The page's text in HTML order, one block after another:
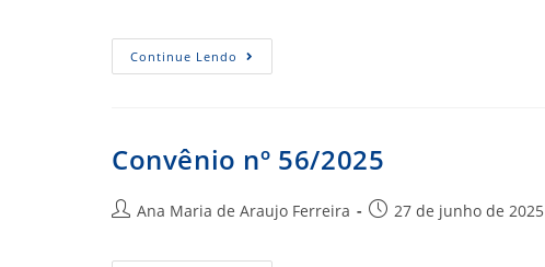
post:
Continue Lendo Convênio
Nº
Convênio nº 56/2025
Autor
post:
Ana Maria de Araujo Ferreira
Post27 de junho de 2025